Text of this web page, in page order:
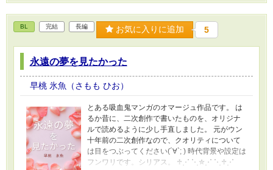
かもしれませんが。 一日一話、更新です^^ よろ
しくお願いします！
BL 完結 長編 お気に入りに追加 5
永遠の夢を見たかった
早桃 氷魚（さもも ひお）
とある吸血鬼マンガのオマージュ作品です。 は
るか昔に、二次創作で書いたものを、オリジナ
ルで読めるように少し手直しました。 元がウン
十年前の二次創作なので、クオリティについて
は目をつぶってください(´∀`; ) 時代背景や設定は
フンワリです。シリアス。 ♱⋰ ⋱✮⋰ ⋱♱⋰